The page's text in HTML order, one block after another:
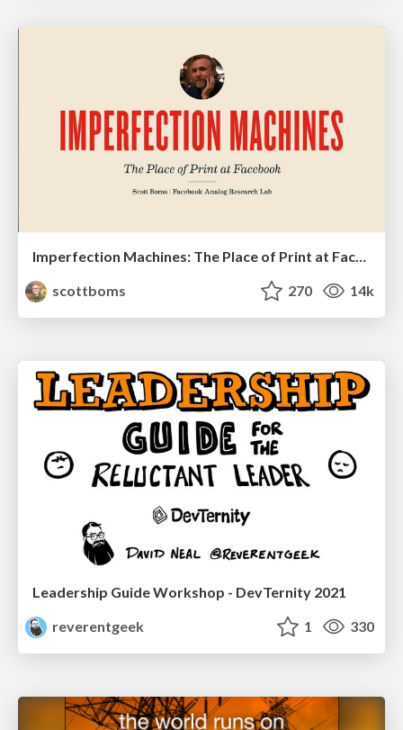
Imperfection Machines: The Place of Print at Facebook
scottboms
270 14k
Leadership Guide Workshop - DevTernity 2021
reverentgeek
1 330